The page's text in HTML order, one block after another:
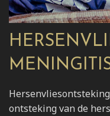
ontsteking van de